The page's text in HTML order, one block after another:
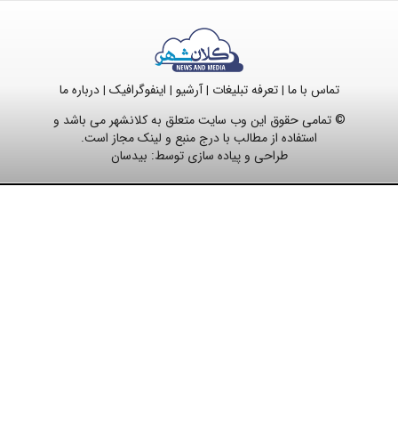
تماس با ما |تعرفه تبلیغات |آرشیو | اینفوگرافیک |درباره ما
© تمامی حقوق این وب سایت متعلق به کلانشهر می باشد و
استفاده از مطالب با درج منبع و لینک مجاز است.
طراحی و پیاده سازی توسط: بیدسان